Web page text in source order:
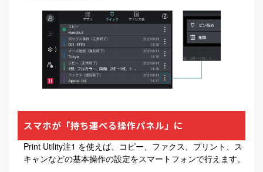
スマホが「持ち運べる操作パネル」に
Print Utility注1 を使えば、コピー、ファクス、プリント、ス
キャンなどの基本操作の設定をスマートフォンで行えます。